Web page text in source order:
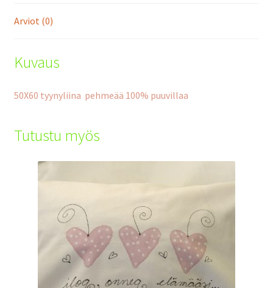
Arviot (0)
Kuvaus
50X60 tyynyliina pehmeää 100% puuvillaa
Tutustu myös